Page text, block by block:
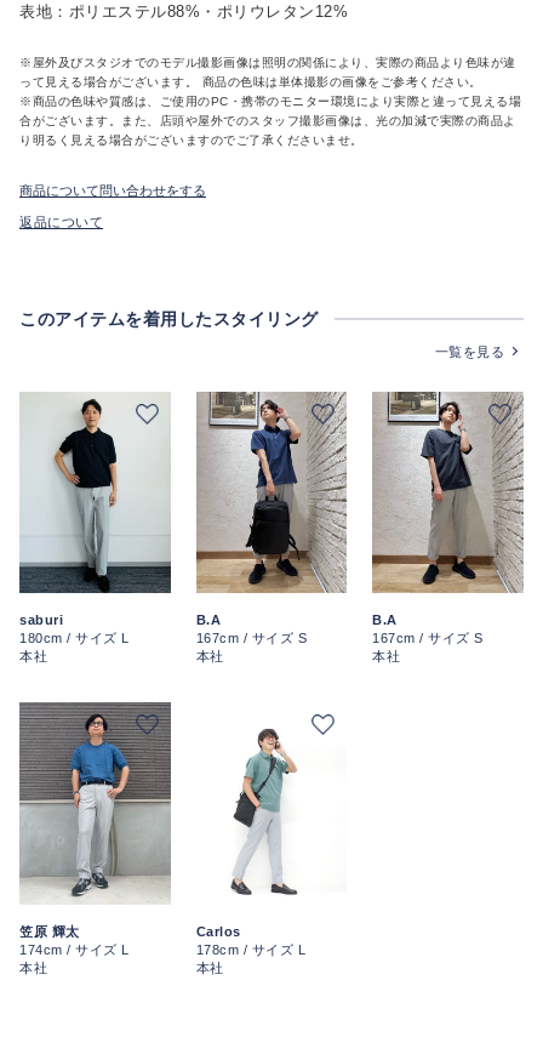
表地：ポリエステル88%・ポリウレタン12%
※屋外及びスタジオでのモデル撮影画像は照明の関係により、実際の商品より色味が違
って見える場合がございます。 商品の色味は単体撮影の画像をご参考ください。
※商品の色味や質感は、ご使用のPC・携帯のモニター環境により実際と違って見える場
合がございます。また、店頭や屋外でのスタッフ撮影画像は、光の加減で実際の商品よ
り明るく見える場合がございますのでご了承くださいませ。
商品について問い合わせをする
返品について
このアイテムを着用したスタイリング
一覧を見る
saburi
180cm / サイズ L
本社
B.A
167cm / サイズ S
本社
B.A
167cm / サイズ S
本社
笠原 輝太
174cm / サイズ L
本社
Carlos
178cm / サイズ L
本社